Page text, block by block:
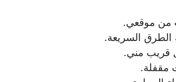
من موقعي.
السريعة.
قريب مني.
مقفلة.